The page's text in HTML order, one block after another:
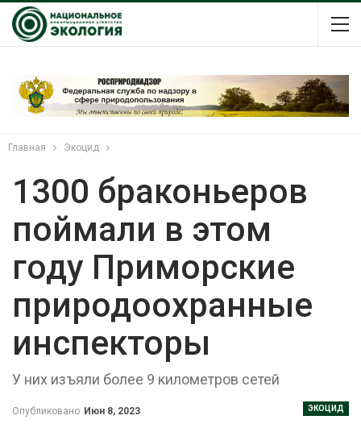
Главная Экоцид
1300 браконьеров
поймали в этом
году Приморские
природоохранные
инспекторы
У них изъяли более 9 километров сетей
ЭКОЦИД
Опубликовано Июн 8, 2023